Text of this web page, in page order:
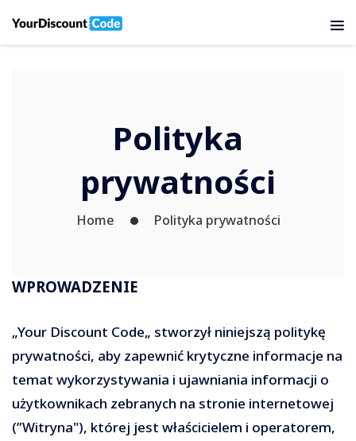
Polityka
prywatności
Home Polityka prywatności
WPROWADZENIE
„Your Discount Code„ stworzył niniejszą politykę
prywatności, aby zapewnić krytyczne informacje na
temat wykorzystywania i ujawniania informacji o
użytkownikach zebranych na stronie internetowej
(”Witryna"), której jest właścicielem i operatorem,